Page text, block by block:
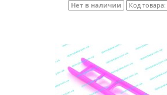
Нет в наличии Код товара: